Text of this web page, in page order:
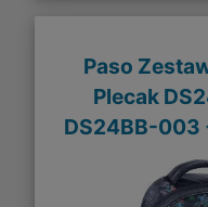
Paso
Plecak
DS24BB-003